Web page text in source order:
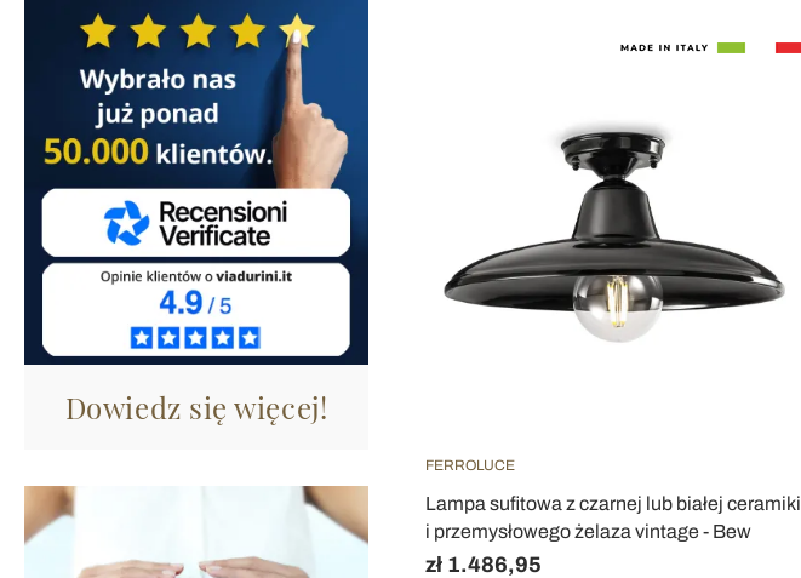
Dowiedz się więcej!
FERROLUCE
Lampa sufitowa z czarnej lub białej ceramiki
i przemysłowego żelaza vintage - Bew
zł 1.486,95